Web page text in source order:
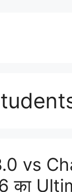
vs
का